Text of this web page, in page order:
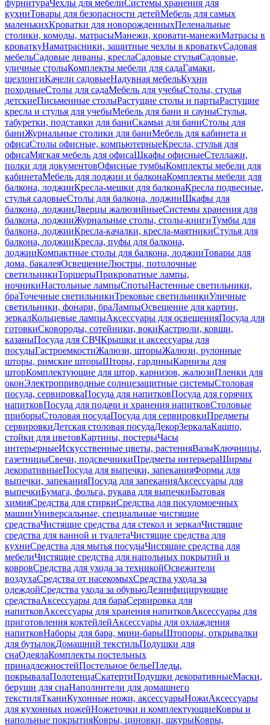
фурнитураЧехлы для мебелиСистемы хранения для
кухниТовары для безопасности детейМебель для самых
маленькихКроватки для новорожденныхПеленальные
столики, комоды, матрасыМанежи, кровати-манежиМатрасы в
кроваткуНаматрасники, защитные чехлы в кроваткуСадовая
мебельСадовые диваны, креслаСадовые стульяСадовые,
уличные столыКомплекты мебели для садаГамаки,
шезлонгиКачели садовыеНадувная мебельКухни
походныеСтолы для садаМебель для учебыСтолы, стулья
детскиеПисьменные столыРастущие столы и партыРастущие
кресла и стулья для учебыМебель для бани и сауныСтулья,
табуретки, подставки для баниСкамьи для баниСтолы для
баниЖурнальные столики для баниМебель для кабинета и
офисаСтолы офисные, компьютерныеКресла, стулья для
офисаМягкая мебель для офисаШкафы офисныеСтеллажи,
полки для документовОфисные тумбыКомплекты мебели для
кабинетаМебель для лоджии и балконаКомплекты мебели для
балкона, лоджииКресла-мешки для балконаКресла подвесные,
стулья садовыеСтолы для балкона, лоджииШкафы для
балкона, лоджииДверцы жалюзийныеСистемы хранения для
балкона, лоджииЖурнальные столы, столы-книгиТумбы для
балкона, лоджииКресла-качалки, кресла-маятникиСтулья для
балкона, лоджииКресла, пуфы для балкона,
лоджииКомпактные столы для балкона, лоджииТовары для
дома, бакалеяОсвещениеЛюстры, потолочные
светильникиТоршерыПрикроватные лампы,
ночникиНастольные лампыСпотыНастенные светильники,
браТочечные светильникиТрековые светильникиУличные
светильники, фонари, браЛампыОсвещение для картин,
зеркалКольцевые лампыАксессуары для освещенияПосуда для
готовкиСковороды, сотейники, вокиКастрюли, ковши,
казаныПосуда для СВЧКрышки и аксессуары для
посудыГастроемкостиЖалюзи, шторыЖалюзи, рулонные
шторы, римские шторыШторы, гардиныКарнизы для
шторКомплектующие для штор, карнизов, жалюзиПленки для
оконЭлектроприводные солнцезащитные системыСтоловая
посуда, сервировкаПосуда для напитковПосуда для горячих
напитковПосуда для подачи и хранения напитковСтоловые
приборыСтоловая посудаПосуда для сервировкиПредметы
сервировкиДетская столовая посудаДекорЗеркалаКашпо,
стойки для цветовКартины, постерыЧасы
интерьерныеИскусственные цветы, растенияВазыКлючницы,
газетницыСвечи, подсвечникиПредметы интерьераШирмы
декоративныеПосуда для выпечки, запеканияФормы для
выпечки, запеканияПосуда для запеканияАксессуары для
выпечкиБумага, фольга, рукава для выпечкиБытовая
химияСредства для стиркиСредства для посудомоечных
машинУниверсальные, специальные чистящие
средстваЧистящие средства для стекол и зеркалЧистящие
средства для ванной и туалетаЧистящие средства для
кухниСредства для мытья посудыЧистящие средства для
мебелиЧистящие средства для напольных покрытий и
ковровСредства для ухода за техникойОсвежители
воздухаСредства от насекомыхСредства ухода за
одеждойСредства ухода за обувьюДезинфицирующие
средстваАксессуары для бараСервировка для
напитковАксессуары для хранения напитковАксессуары для
приготовления коктейлейАксессуары для охлаждения
напитковНаборы для бара, мини-барыШтопоры, открывалки
для бутылокДомашний текстильПодушки для
снаОдеялаКомплекты постельных
принадлежностейПостельное бельеПледы,
покрывалаПолотенцаСкатертиПодушки декоративныеМаски,
беруши для снаНаполнители для домашнего
текстиляТканиКухонные ножи, аксессуарыНожиАксессуары
для кухонных ножейНожеточки и комплектующиеКовры и
напольные покрытияКовры, циновки, шкурыКовры,